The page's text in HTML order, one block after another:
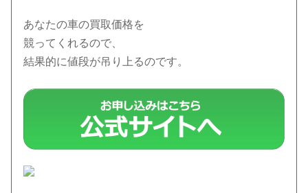
あなたの車の買取価格を
競ってくれるので、
結果的に値段が吊り上るのです。